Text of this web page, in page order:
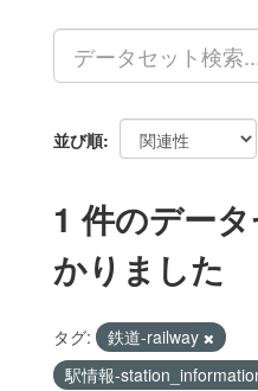
並び順
1 件のデー
かりました
タグ:
鉄道-railway
駅情報-